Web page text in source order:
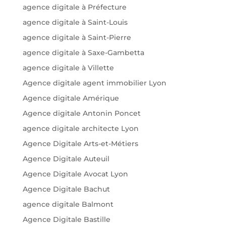
agence digitale à Préfecture
agence digitale à Saint-Louis
agence digitale à Saint-Pierre
agence digitale à Saxe-Gambetta
agence digitale à Villette
Agence digitale agent immobilier Lyon
Agence digitale Amérique
Agence digitale Antonin Poncet
agence digitale architecte Lyon
Agence Digitale Arts-et-Métiers
Agence Digitale Auteuil
Agence Digitale Avocat Lyon
Agence Digitale Bachut
agence digitale Balmont
Agence Digitale Bastille